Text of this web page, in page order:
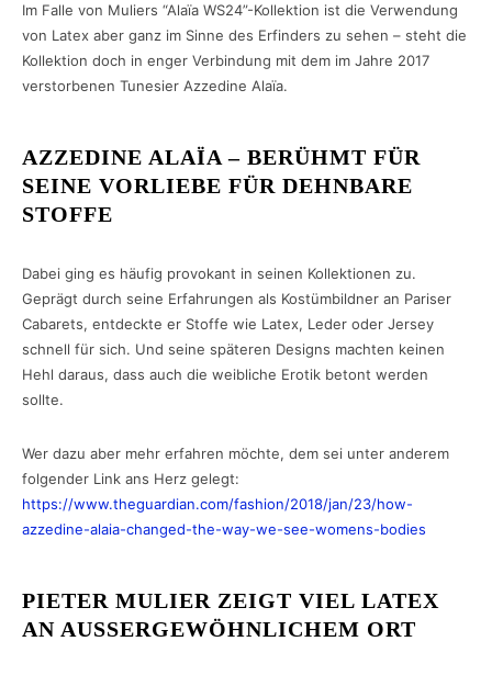
Im Falle von Muliers “Alaïa WS24”-Kollektion ist die Verwendung
von Latex aber ganz im Sinne des Erfinders zu sehen – steht die
Kollektion doch in enger Verbindung mit dem im Jahre 2017
verstorbenen Tunesier Azzedine Alaïa.
AZZEDINE ALAÏA – BERÜHMT FÜR
SEINE VORLIEBE FÜR DEHNBARE
STOFFE
Dabei ging es häufig provokant in seinen Kollektionen zu.
Geprägt durch seine Erfahrungen als Kostümbildner an Pariser
Cabarets, entdeckte er Stoffe wie Latex, Leder oder Jersey
schnell für sich. Und seine späteren Designs machten keinen
Hehl daraus, dass auch die weibliche Erotik betont werden
sollte.
Wer dazu aber mehr erfahren möchte, dem sei unter anderem
folgender Link ans Herz gelegt:
https://www.theguardian.com/fashion/2018/jan/23/how-
azzedine-alaia-changed-the-way-we-see-womens-bodies
PIETER MULIER ZEIGT VIEL LATEX
AN AUSSERGEWÖHNLICHEM ORT